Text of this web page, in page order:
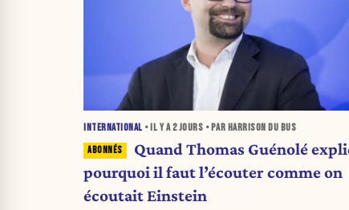
INTERNATIONAL • IL Y A2 JOURS • PAR HARRISON DU BUS
Quand Thomas Guénolé
pourquoi il faut l’écouter comme on
écoutait Einstein